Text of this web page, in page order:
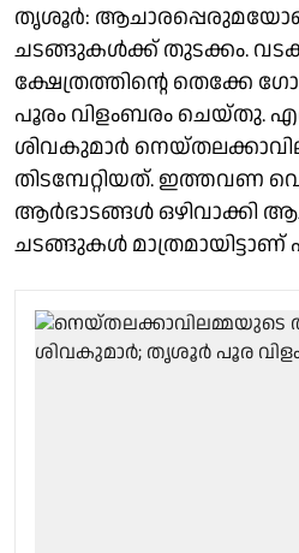
തൃശൂർ:
ചടങ്ങുകൾക്ക് തുടക്കം.
ക്ഷേത്രത്തിൻ്റെ തെക്കേ
പൂരം വിളംബരം ചെയ്തു.
ശിവകുമാർ
തിടമ്പേറ്റിയത്. ഇത്തവണ
ആർഭാടങ്ങൾ ഒഴിവാക്കി
ചടങ്ങുകൾ